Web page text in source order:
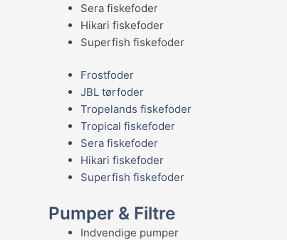
Sera fiskefoder
Hikari fiskefoder
Superfish fiskefoder
Frostfoder
JBL tørfoder
Tropelands fiskefoder
Tropical fiskefoder
Sera fiskefoder
Hikari fiskefoder
Superfish fiskefoder
Pumper & Filtre
Indvendige pumper